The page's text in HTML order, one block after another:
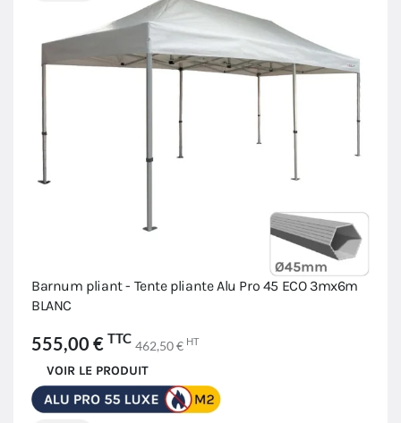
Barnum pliant - Tente pliante Alu Pro 45 ECO 3mx6m
BLANC
555,00 € TTC 462,50 € HT
VOIR LE PRODUIT